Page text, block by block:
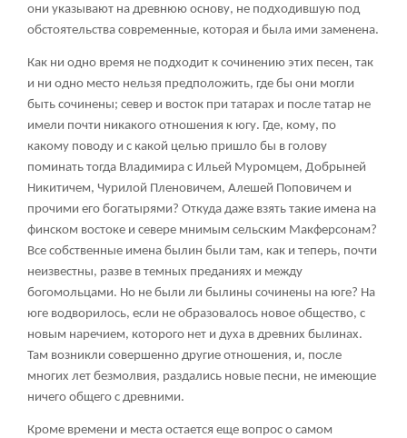
они указывают на древнюю основу, не подходившую под
обстоятельства современные, которая и была ими заменена.
Как ни одно время не подходит к сочинению этих песен, так
и ни одно место нельзя предположить, где бы они могли
быть сочинены; север и восток при татарах и после татар не
имели почти никакого отношения к югу. Где, кому, по
какому поводу и с какой целью пришло бы в голову
поминать тогда Владимира с Ильей Муромцем, Добрыней
Никитичем, Чурилой Пленовичем, Алешей Поповичем и
прочими его богатырями? Откуда даже взять такие имена на
финском востоке и севере мнимым сельским Макферсонам?
Все собственные имена былин были там, как и теперь, почти
неизвестны, разве в темных преданиях и между
богомольцами. Но не были ли былины сочинены на юге? На
юге водворилось, если не образовалось новое общество, с
новым наречием, которого нет и духа в древних былинах.
Там возникли совершенно другие отношения, и, после
многих лет безмолвия, раздались новые песни, не имеющие
ничего общего с древними.
Кроме времени и места остается еще вопрос о самом